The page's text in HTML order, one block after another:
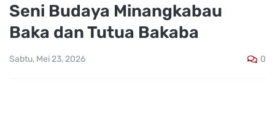
Seni Budaya Minangkabau
Baka dan Tutua Bakaba
Sabtu, Mei 23, 2026 0